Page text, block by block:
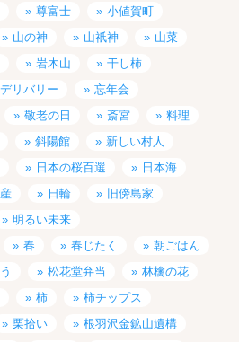
尊富士
小値賀町
山の神 山祇神
山菜
岩木山
干し柿
リバリー
忘年会
敬老の日 斎宮
料理
斜陽館
新しい村人
日本の桜百選
日本海
日輪
旧傍島家
明るい未来
春 春じたく
朝ごはん
松花堂弁当
林檎の花
柿
柿チップス
栗拾い 根羽沢金鉱山遺構